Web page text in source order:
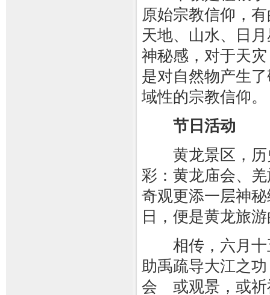
原始宗教信仰，
天地、山水、日
神秘感，对于天
是对自然物产生
域性的宗教信仰。
节日活动
黄龙景区，历
彩：黄龙庙会、
奇观更添一层神
日，便是黄龙旅
相传，六月十
助禹疏导大江之
会 或观景，或祈